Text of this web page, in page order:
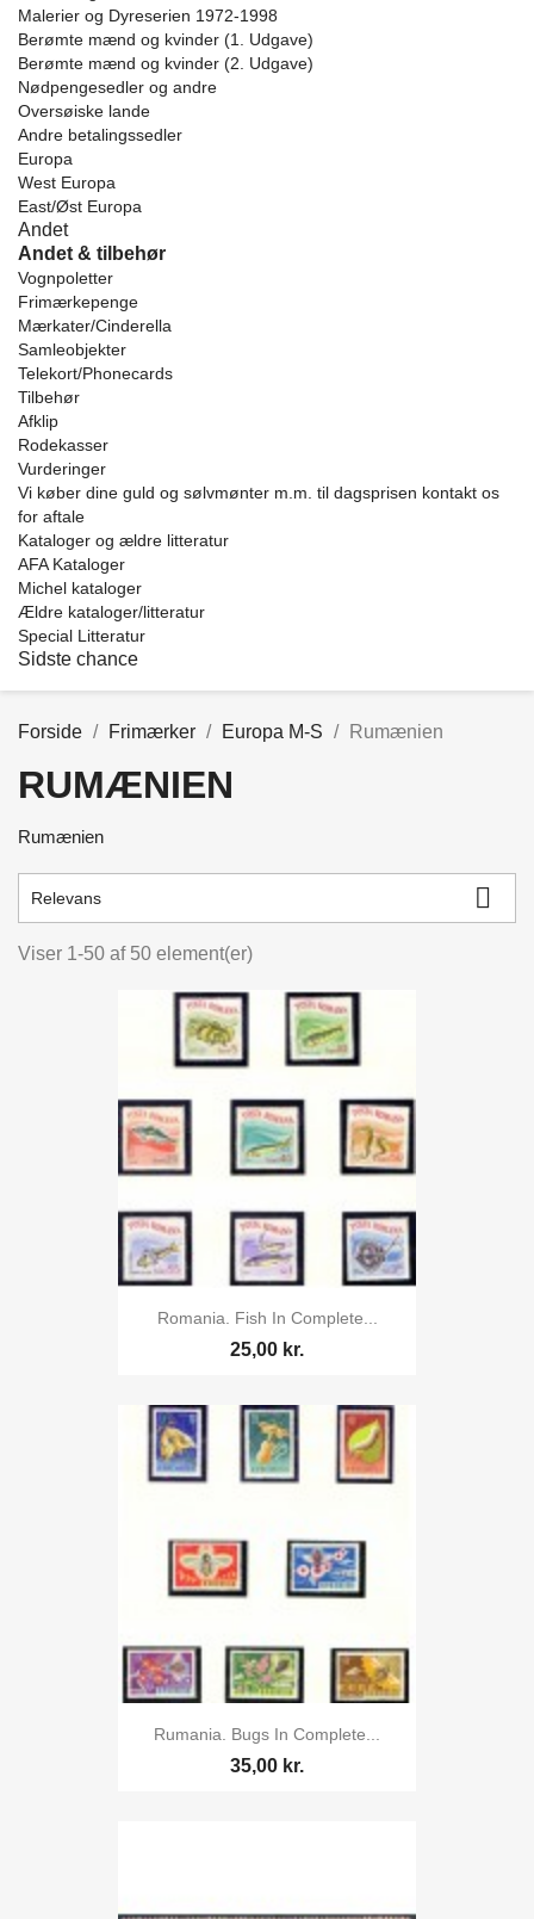
Malerier og Dyreserien 1972-1998
Berømte mænd og kvinder (1. Udgave)
Berømte mænd og kvinder (2. Udgave)
Nødpengesedler og andre
Oversøiske lande
Andre betalingssedler
Europa
West Europa
East/Øst Europa
Andet
Andet & tilbehør
Vognpoletter
Frimærkepenge
Mærkater/Cinderella
Samleobjekter
Telekort/Phonecards
Tilbehør
Afklip
Rodekasser
Vurderinger
Vi køber dine guld og sølvmønter m.m. til dagsprisen kontakt os
for aftale
Kataloger og ældre litteratur
AFA Kataloger
Michel kataloger
Ældre kataloger/litteratur
Special Litteratur
Sidste chance
Forside Frimærker Europa M-S Rumænien
RUMÆNIEN
Rumænien
Relevans 
Viser 1-50 af 50 element(er)
Romania. Fish In Complete...
25,00 kr.
Rumania. Bugs In Complete...
35,00 kr.